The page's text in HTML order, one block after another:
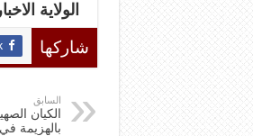
الولاية
شاركها
السابق
الكيان
بالهزيمة